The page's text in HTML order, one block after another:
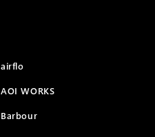
airflo
AOI WORKS
Barbour